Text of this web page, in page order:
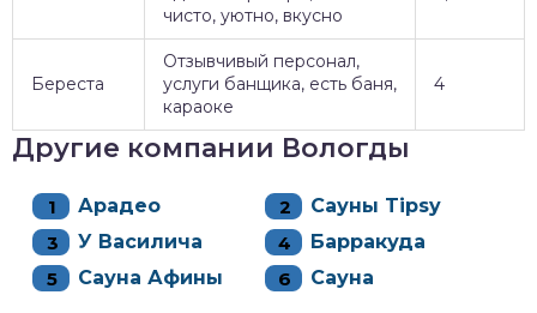
чисто, уютно, вкусно
Береста
Отзывчивый персонал,
услуги банщика, есть баня,
караоке
4
Другие компании Вологды
Арадео
Сауны Tipsy
У Василича
Барракуда
Сауна Афины
Сауна